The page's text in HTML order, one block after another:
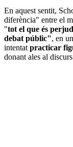
En aquest sentit,
diferència" entre el
"tot el que és
debat públic", en
intentat practicar
donant ales al